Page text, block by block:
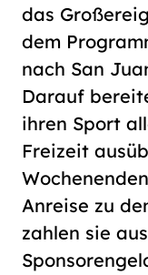
das
dem
nach San
Darauf
ihren Sport
Freizeit
Anreise zu
zahlen sie